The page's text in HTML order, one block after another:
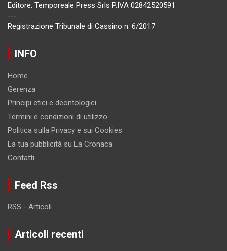
Editore: Temporeale Press Srls P.IVA 02842520591
---
Registrazione Tribunale di Cassino n. 6/2017
INFO
Home
Gerenza
Principi etici e deontologici
Termini e condizioni di utilizzo
Politica sulla Privacy e sui Cookies
La tua pubblicità su La Cronaca
Contatti
Feed Rss
RSS - Articoli
Articoli recenti